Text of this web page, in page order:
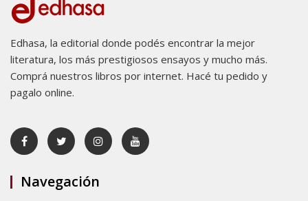
Edhasa, la editorial donde podés encontrar la mejor
literatura, los más prestigiosos ensayos y mucho más.
Comprá nuestros libros por internet. Hacé tu pedido y
pagalo online.
Navegación